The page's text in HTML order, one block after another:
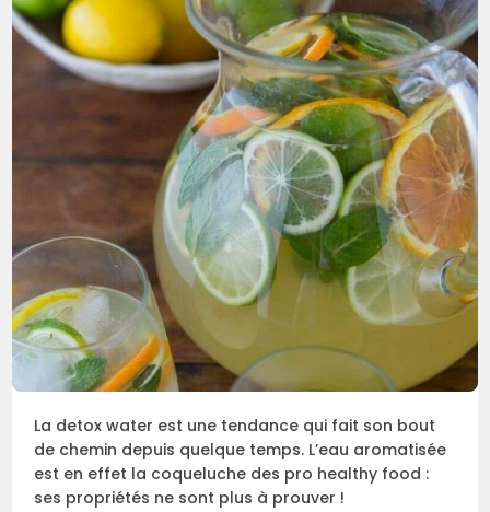
La detox water est une tendance qui fait son bout
de chemin depuis quelque temps. L’eau aromatisée
est en effet la coqueluche des pro healthy food :
ses propriétés ne sont plus à prouver !